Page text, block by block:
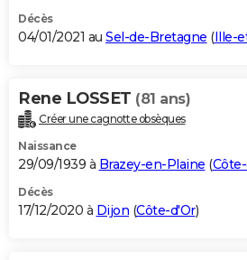
Décès
04/01/2021 au Sel-de-Bretagne (Ille-
Rene LOSSET (81 ans)
Créer une cagnotte obsèques
Naissance
29/09/1939 à Brazey-en-Plaine (
Décès
17/12/2020 à Dijon (Côte-d'Or)